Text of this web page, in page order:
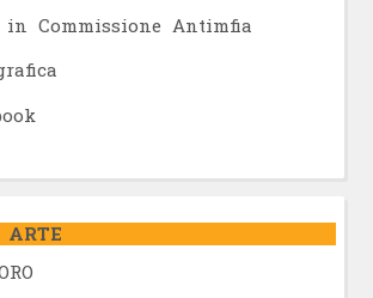
in Commissione Antimfia